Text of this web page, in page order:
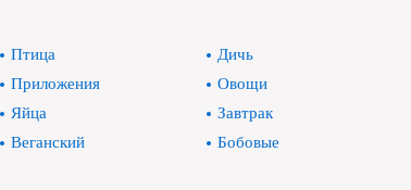
Птица
Дичь
Приложения
Овощи
Яйца
Завтрак
Веганский
Бобовые